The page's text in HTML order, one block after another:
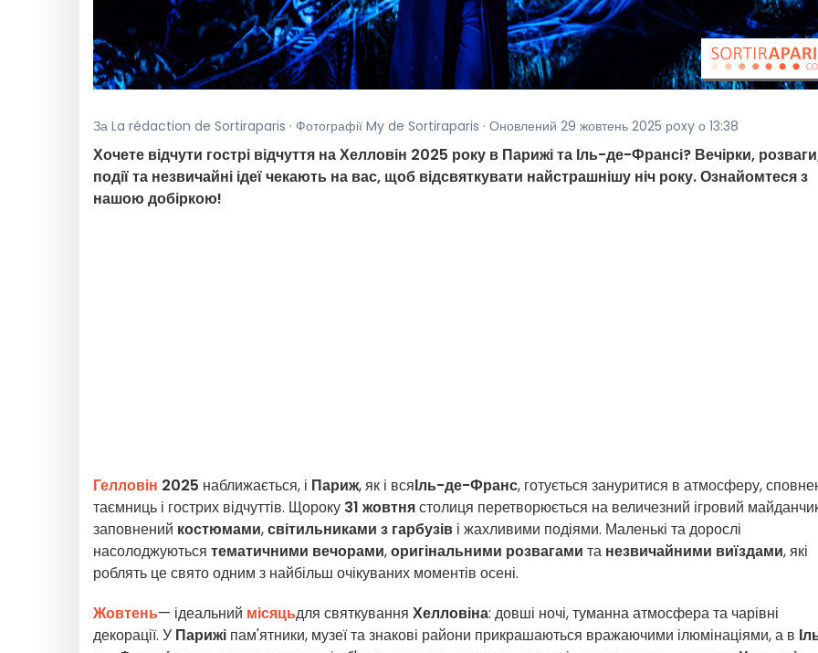
За La rédaction de Sortiraparis · Фотографії My de Sortiraparis · Оновлений 29 жовтень 2025 рoxy о 13:38
Хочете відчути гострі відчуття на Хелловін 2025 року в Парижі та Іль-де-Франсі? Вечірки,
події та незвичайні ідеї чекають на вас, щоб відсвяткувати найстрашнішу ніч року. Ознайомтеся з
нашою добіркою!
Гелловін 2025 наближається, і Париж, як і всяІль-де-Франс, готується зануритися в атмосферу,
таємниць і гострих відчуттів. Щороку 31 жовтнястолиця перетворюється на величезний ігровий
заповнений костюмами,світильниками з гарбузів і жахливими подіями. Маленькі та дорослі
насолоджуються тематичними вечорами,оригінальними розвагами та незвичайними виїздами, які
роблять це свято одним з найбільш очікуваних моментів осені.
Жовтень— ідеальний місяцьдля святкування Хелловіна: довші ночі, туманна атмосфера та чарівні
декорації. У Парижі пам'ятники, музеї та знакові райони прикрашаються вражаючими ілюмінаціями, а в